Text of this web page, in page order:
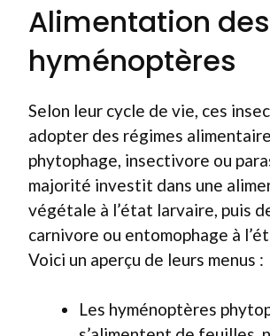
Alimentation des
hyménoptères
Selon leur cycle de vie, ces
adopter des régimes
phytophage, insectivore ou
majorité investit dans une
végétale à l’état larvaire, puis
carnivore ou entomophage à
Voici un aperçu de leurs menus :
Les hyménoptères